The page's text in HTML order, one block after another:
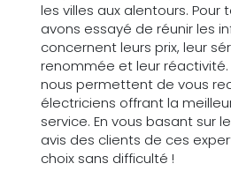
les villes aux alentours. Pour
avons essayé de réunir les
concernent leurs prix, leur
renommée et leur
nous permettent de vous
électriciens offrant la
service. En vous basant sur
avis des clients de ces
choix sans difficulté !